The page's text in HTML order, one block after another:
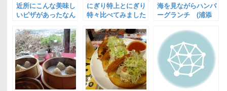
近所にこんな美味し
いピザがあったなん
にぎり特上とにぎり
特々比べてみました
海を見ながらハンバ
ーグランチ (浦添